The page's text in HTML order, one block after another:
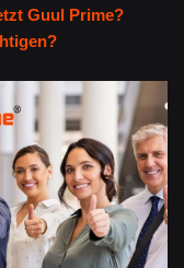
Guul Prime?